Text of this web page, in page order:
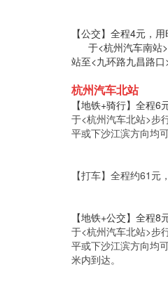
【公交】全程4元，
于<杭州汽车南站>
站至<九环路九昌路口
杭州汽车北站
【地铁+骑行】全程
于<杭州汽车北站>步
平或下沙江滨方向均
【打车】全程约61元
【地铁+公交】全程
于<杭州汽车北站>步
平或下沙江滨方向均
米内到达。